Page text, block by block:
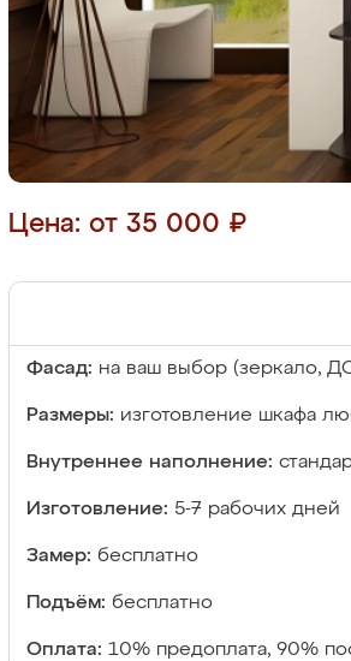
Цена: от 35 000 ₽
Фасад: на ваш выбор (зеркало,
Размеры: изготовление шкафа
Внутреннее наполнение:
Изготовление: 5-7 рабочих дней
Замер: бесплатно
Подъём: бесплатно
Оплата: 10% предоплата, 90%